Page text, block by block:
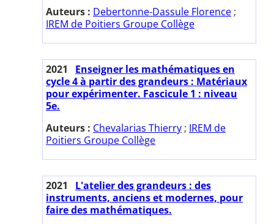
Auteurs : Debertonne-Dassule Florence ;
IREM de Poitiers Groupe Collège
2021
Enseigner les mathématiques en
cycle 4 à partir des grandeurs : Matériaux
pour expérimenter. Fascicule 1 : niveau
5e.
Auteurs : Chevalarias Thierry ; IREM de
Poitiers Groupe Collège
2021
L'atelier des grandeurs : des
instruments, anciens et modernes, pour
faire des mathématiques.